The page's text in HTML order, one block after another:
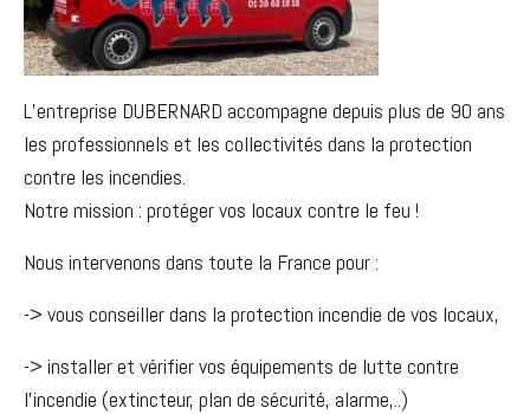
L’entreprise DUBERNARD accompagne depuis plus de 90 ans
les professionnels et les collectivités dans la protection
contre les incendies.
Notre mission : protéger vos locaux contre le feu !
Nous intervenons dans toute la France pour :
-> vous conseiller dans la protection incendie de vos locaux,
-> installer et vérifier vos équipements de lutte contre
l’incendie (extincteur, plan de sécurité, alarme,..)